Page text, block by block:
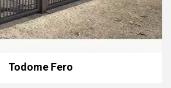
Todome Fero